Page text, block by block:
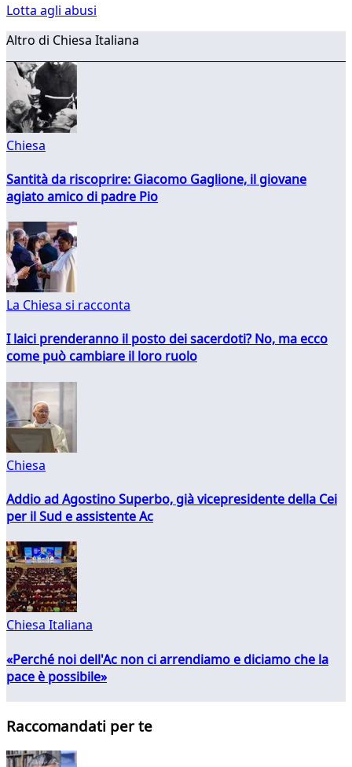
Lotta agli abusi
Altro di Chiesa Italiana
Chiesa
Santità da riscoprire: Giacomo Gaglione, il giovane
agiato amico di padre Pio
La Chiesa si racconta
I laici prenderanno il posto dei sacerdoti? No, ma ecco
come può cambiare il loro ruolo
Chiesa
Addio ad Agostino Superbo, già vicepresidente della Cei
per il Sud e assistente Ac
Chiesa Italiana
«Perché noi dell'Ac non ci arrendiamo e diciamo che la
pace è possibile»
Raccomandati per te